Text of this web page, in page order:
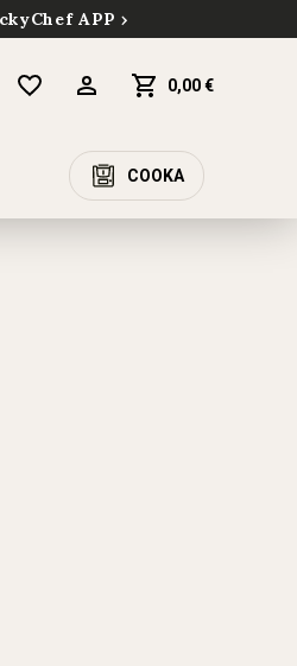
APP
0,00 €
COOKA